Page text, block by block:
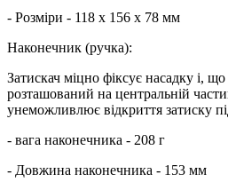
- Розміри - 118 х 156 х 78 мм
Наконечник (ручка):
Затискач міцно фіксує насадку і,
розташований на центральній
унеможливлює відкриття затиску
- вага наконечника - 208 г
- Довжина наконечника - 153 мм